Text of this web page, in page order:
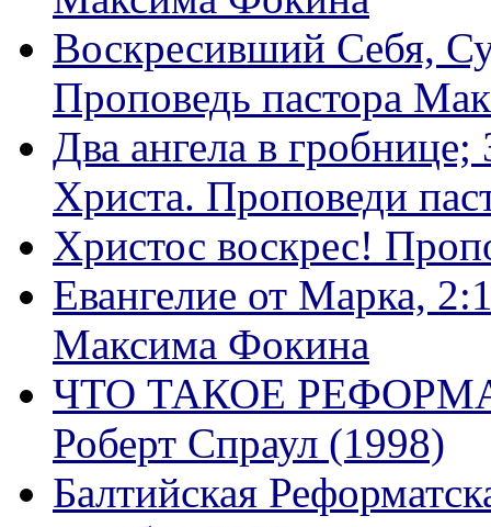
Воскресивший Себя,
Проповедь пастора
Два ангела в
Христа. Проповеди
Христос воскрес!
Евангелие от Марка,
Максима Фокина
ЧТО ТАКОЕ
Роберт Спраул (1998)
Балтийская